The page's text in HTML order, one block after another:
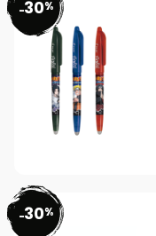
-30%
-30%